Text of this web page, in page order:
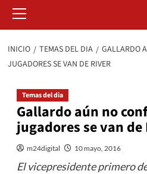
primario
INICIO TEMAS DEL DIA
GALLARDO
JUGADORES SE VAN DE RIVER
Temas del dia
Gallardo aún no
jugadores se van de
m24digital 10 mayo, 2016
El vicepresidente primero